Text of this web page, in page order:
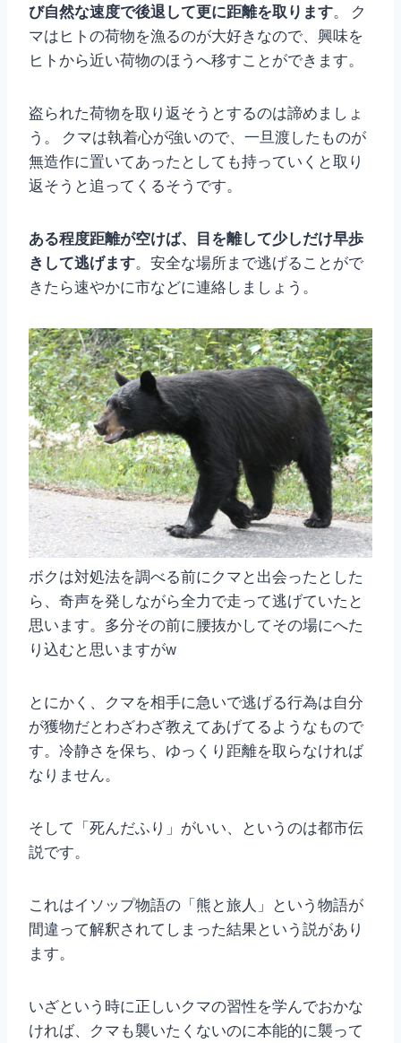
び自然な速度で後退して更に距離を取ります。 ク
マはヒトの荷物を漁るのが大好きなので、興味を
ヒトから近い荷物のほうへ移すことができます。
盗られた荷物を取り返そうとするのは諦めましょ
う。 クマは執着心が強いので、一旦渡したものが
無造作に置いてあったとしても持っていくと取り
返そうと追ってくるそうです。
ある程度距離が空けば、目を離して少しだけ早歩
きして逃げます。安全な場所まで逃げることがで
きたら速やかに市などに連絡しましょう。
ボクは対処法を調べる前にクマと出会ったとした
ら、奇声を発しながら全力で走って逃げていたと
思います。多分その前に腰抜かしてその場にへた
り込むと思いますがw
とにかく、クマを相手に急いで逃げる行為は自分
が獲物だとわざわざ教えてあげてるようなもので
す。冷静さを保ち、ゆっくり距離を取らなければ
なりません。
そして「死んだふり」がいい、というのは都市伝
説です。
これはイソップ物語の「熊と旅人」という物語が
間違って解釈されてしまった結果という説があり
ます。
いざという時に正しいクマの習性を学んでおかな
ければ、クマも襲いたくないのに本能的に襲って